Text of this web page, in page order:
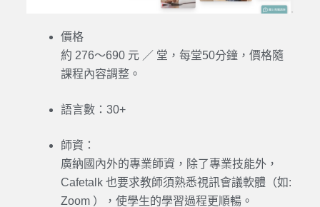
價格
約 276～690 元 ／ 堂，每堂50分鐘，價格隨
課程內容調整。
語言數： 30+
師資：
廣納國內外的專業師資，除了專業技能外，
Cafetalk 也要求教師須熟悉視訊會議軟體（如:
Zoom ），使學生的學習過程更順暢。